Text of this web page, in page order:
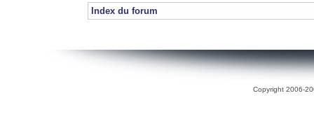
Index du forum
Copyright 2006-